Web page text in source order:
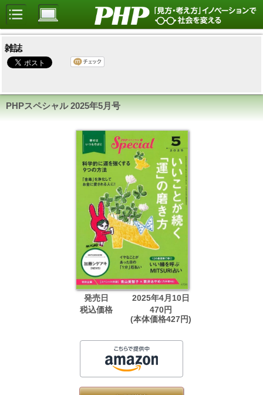
雑誌
PHPスペシャル2025年5月号
発売日
2025年4月10日
税込価格
470円
(本体価格427円)